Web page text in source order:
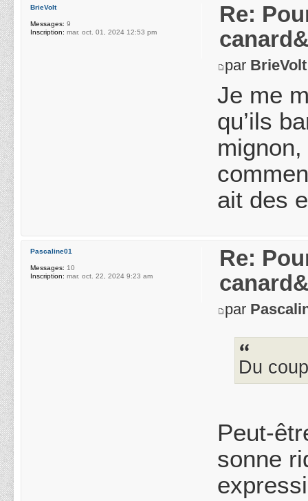
Re:
par BrieVolt
Je me
qu’ils
ait des
BrieVolt
Messages: 9
Inscription: mar. oct. 01, 2024 12:53 pm
Re:
par
Du
Peut-
sonne
Pascaline01
Messages: 10
Inscription: mar. oct. 22, 2024 9:23 am